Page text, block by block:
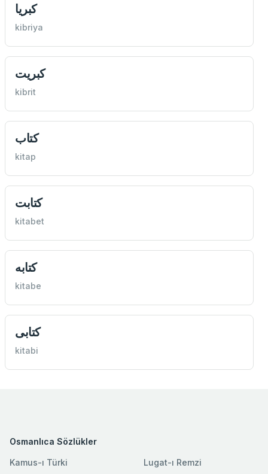
كبريا
kibriya
كبريت
kibrit
كتاب
kitap
كتابت
kitabet
كتابه
kitabe
كتابی
kitabi
Osmanlıca Sözlükler
Kamus-ı Türki
Lugat-ı Remzi